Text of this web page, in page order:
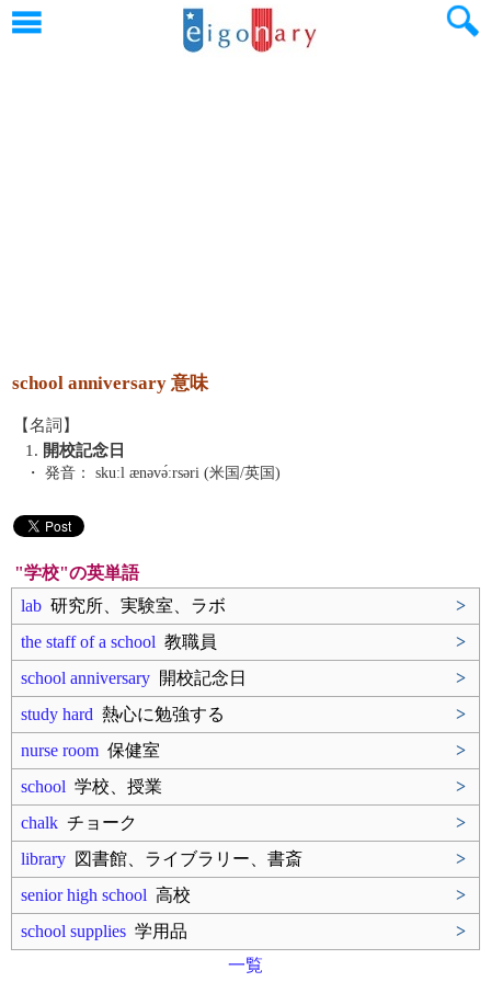
school anniversary 意味
【名詞】
1. 開校記念日
・ 発音： skuːl ӕnəvə́ːrsəri (米国/英国)
"学校"の英単語
lab 研究所、実験室、ラボ
>
the staff of a school 教職員
>
school anniversary 開校記念日
>
study hard 熱心に勉強する
>
nurse room 保健室
>
school 学校、授業
>
chalk チョーク
>
library 図書館、ライブラリー、書斎
>
senior high school 高校
>
school supplies 学用品
>
一覧